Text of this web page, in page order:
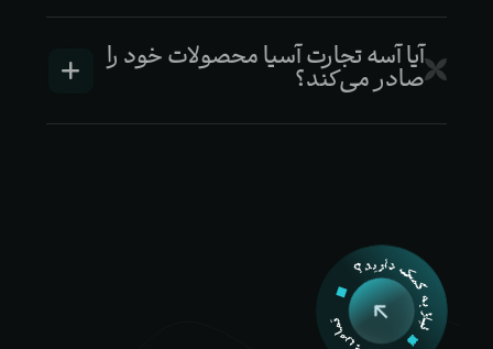
آیا آسه تجارت آسیا محصولات خود را
صادر می‌کند؟